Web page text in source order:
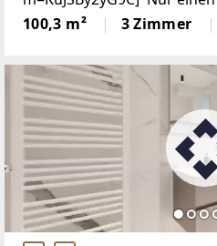
ehemaligen
entfernt, auch besser
100,3 m² 3 Zimmer